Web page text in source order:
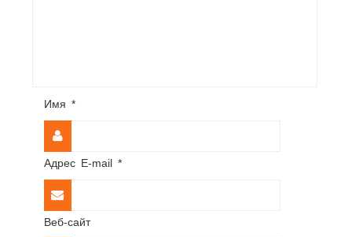
Имя *
Адрес E-mail *
Веб-сайт